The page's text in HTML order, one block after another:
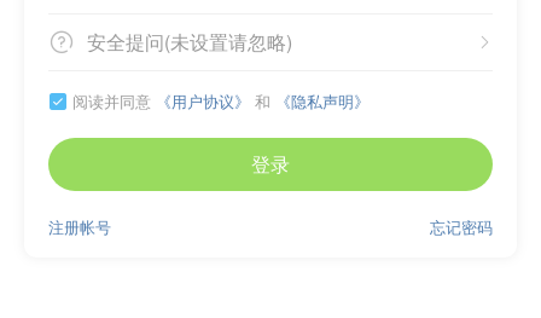
 
安全提问(未设置请忽略)
 阅读并同意 《用户协议》 和 《隐私声明》
登录
忘记密码
注册帐号